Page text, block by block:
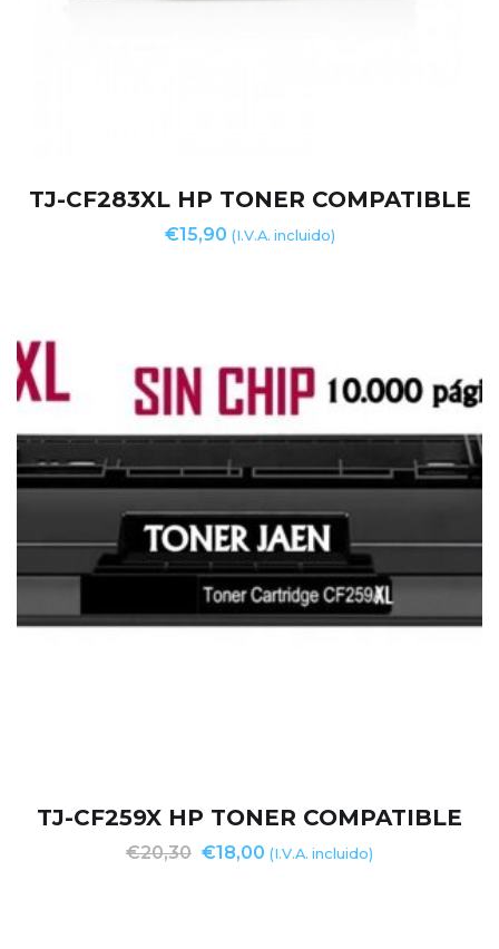
TJ-CF283XL HP TONER COMPATIBLE
€15,90 (I.V.A. incluido)
TJ-CF259X HP TONER COMPATIBLE
€20,30 €18,00 (I.V.A. incluido)